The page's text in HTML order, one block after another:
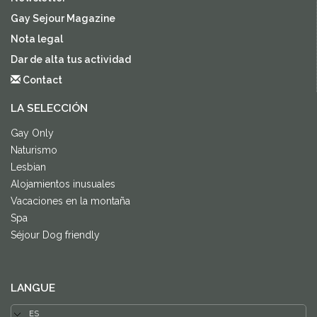
Gay Sejour Magazine
Nota legal
Dar de alta tus actividad
Contact
LA SELECCIÓN
Gay Only
Naturismo
Lesbian
Alojamientos inusuales
Vacaciones en la montaña
Spa
Séjour Dog friendly
LANGUE